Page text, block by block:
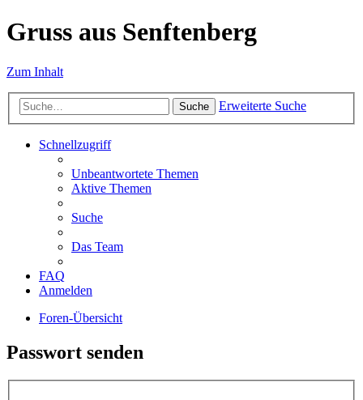
Gruss aus Senftenberg
Zum Inhalt
Suche Erweiterte Suche
Schnellzugriff
Unbeantwortete Themen
Aktive Themen
Suche
Das Team
FAQ
Anmelden
Foren-Übersicht
Passwort senden